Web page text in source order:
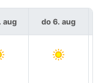
aug do 6. aug